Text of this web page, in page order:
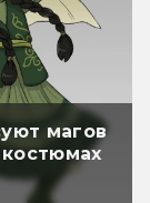
магов